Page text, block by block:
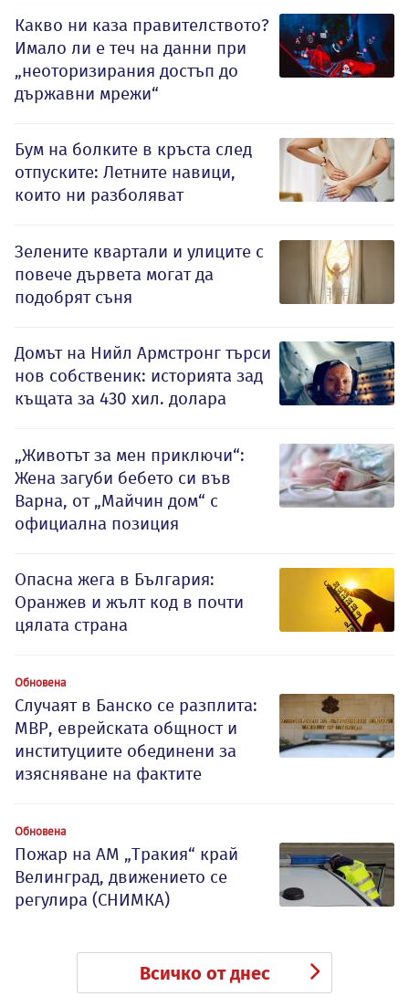
Какво ни каза правителството?
Имало ли е теч на данни при
„неоторизирания достъп до
държавни мрежи“
Бум на болките в кръста след
отпуските: Летните навици,
които ни разболяват
Зелените квартали и улиците с
повече дървета могат да
подобрят съня
Домът на Нийл Армстронг търси
нов собственик: историята зад
къщата за 430 хил. долара
„Животът за мен приключи“:
Жена загуби бебето си във
Варна, от „Майчин дом“ с
официална позиция
Опасна жега в България:
Оранжев и жълт код в почти
цялата страна
Обновена
Случаят в Банско се разплита:
МВР, еврейската общност и
институциите обединени за
изясняване на фактите
Обновена
Пожар на АМ „Тракия“ край
Велинград, движението се
регулира (СНИМКА)
Всичко от днес